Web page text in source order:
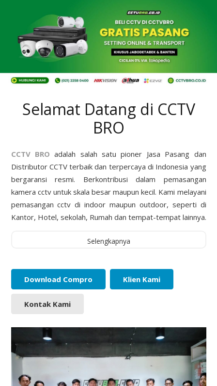
Selamat Datang di CCTV
BRO
CCTV BRO adalah salah satu pioner Jasa Pasang dan
Distributor CCTV terbaik dan terpercaya di Indonesia yang
bergaransi resmi. Berkontribusi dalam pemasangan
kamera cctv untuk skala besar maupun kecil. Kami melayani
pemasangan cctv di indoor maupun outdoor, seperti di
Kantor, Hotel, sekolah, Rumah dan tempat-tempat lainnya.
Selengkapnya
Download Compro Klien Kami
Kontak Kami